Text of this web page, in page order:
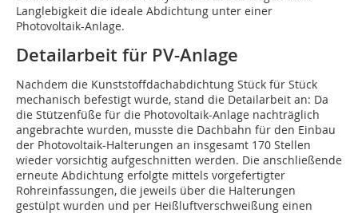
Langlebigkeit die ideale Abdichtung unter einer
Photovoltaik-Anlage.
Detailarbeit für PV-Anlage
Nachdem die Kunststoffdachabdichtung Stück für Stück
mechanisch befestigt wurde, stand die Detailarbeit an: Da
die Stützenfüße für die Photovoltaik-Anlage nachträglich
angebrachte wurden, musste die Dachbahn für den Einbau
der Photovoltaik-Halterungen an insgesamt 170 Stellen
wieder vorsichtig aufgeschnitten werden. Die anschließende
erneute Abdichtung erfolgte mittels vorgefertigter
Rohreinfassungen, die jeweils über die Halterungen
gestülpt wurden und per Heißluftverschweißung einen